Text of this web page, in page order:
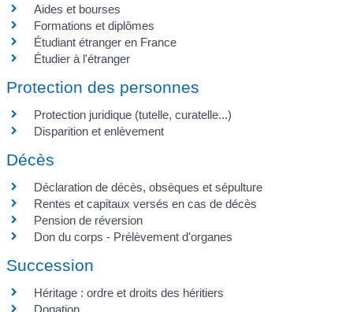
Aides et bourses
Formations et diplômes
Étudiant étranger en France
Étudier à l'étranger
Protection des personnes
Protection juridique (tutelle, curatelle...)
Disparition et enlèvement
Décès
Déclaration de décès, obsèques et sépulture
Rentes et capitaux versés en cas de décès
Pension de réversion
Don du corps - Prélèvement d'organes
Succession
Héritage : ordre et droits des héritiers